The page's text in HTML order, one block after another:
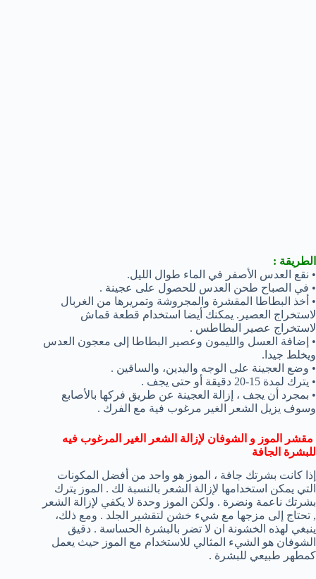
الطريقة :
• نقع العدس الأصفر في الماء طوال الليل.
• في الصباح طحن العدس للحصول على عجينة .
• أخذ البطاطا المقشرة والمجروشة وتمريرها من الغربال
لاستخراج العصير. يمكنك أيضا استخدام قطعة قماش
لاستخراج عصير البطاطس .
• إضافة العسل والليمون وعصير البطاطا إلى معجون العدس
ويخلط جيدا.
• وضع العجينة على الوجه واليدين، والساقين .
• يترك لمدة 15-20 دقيقة أو حتى يجف .
• بمجرد أن يجف ، إزالة العجينة عن طريق فركها بالأصابع
وسوف يزيل الشعر الغير مرغوب فية مع الفرك .
مقشر الموز و الشوفان لإزالة الشعر الغير المرغوب فيه
للبشرة الجافة
إذا كانت بشرتك جافة ، الموز هو واحد من أفضل المكونات
التي يمكن استخدامها لإزالة الشعر بالنسبة لك . الموز يترك
بشرتك ناعمة ونضرة . ولكن الموز وحدة لا يكفي لإزالة الشعر
, تحتاج إلى مزجها مع شيء خشن لتقشير الجلد . ومع ذلك،
ينبغي لهذه الخشونة ان لا تضر بالبشرة الحساسة . دقيق
الشوفان هو الشيء المثالي للاستخدام مع الموز حيث يعمل
كمطهر طبيعي للبشرة .